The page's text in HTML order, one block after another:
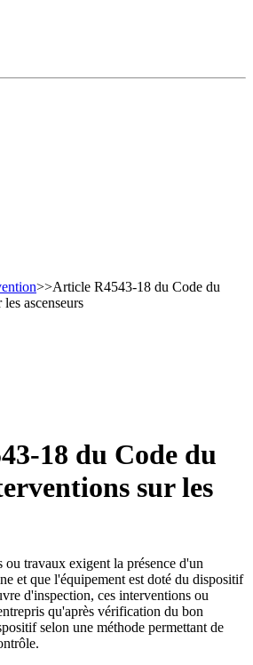
>>Article R4543-18 du Code du
ascenseurs
18 du Code du
sur les
travaux exigent la présence d'un
et que l'équipement est doté du dispositif
d'inspection, ces interventions ou
qu'après vérification du bon
selon une méthode permettant de